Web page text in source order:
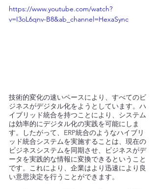
https://www.youtube.com/watch?
v=I3oL6qnv-B8&ab_channel=HexaSync
技術的変化の速いペースにより、すべてのビ
ジネスがデジタル化をようとしています。ハ
イブリッド統合を持つことにより、システム
は効率的にデジタル化の実践を可能にしま
す。したがって、ERP統合のようなハイブリ
ッド統合システムを実施することは、現在の
ビジネスシステムを同期させ、ビジネスがデ
ータを実践的な情報に変換できるということ
です。これにより、企業はより迅速により良
い意思決定を行うことができます。